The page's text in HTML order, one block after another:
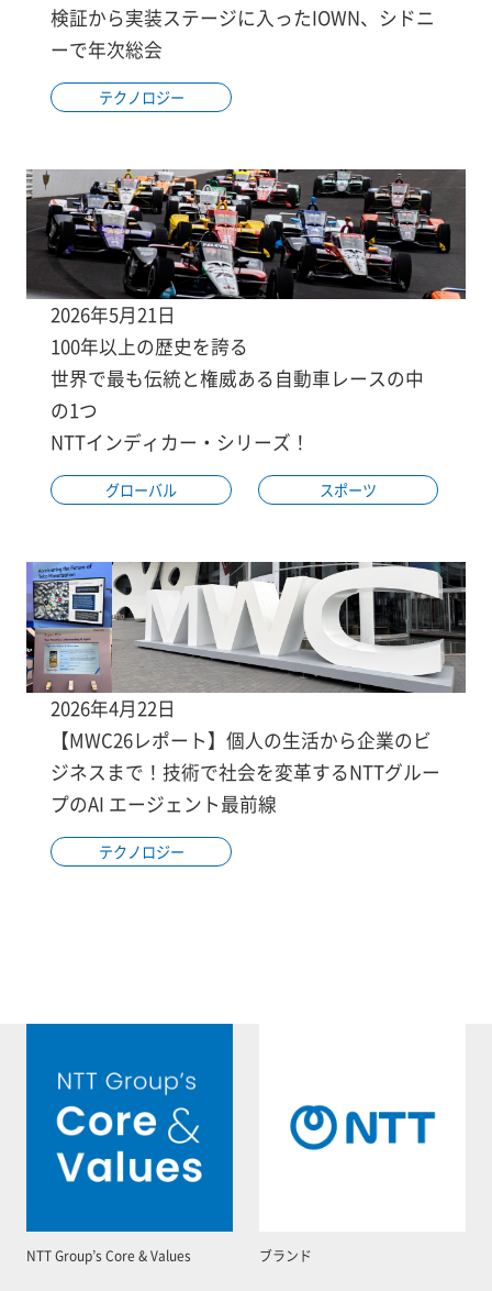
検証から実装ステージに入ったIOWN、シドニ
ーで年次総会
テクノロジー
2026年5月21日
100年以上の歴史を誇る
世界で最も伝統と権威ある自動車レースの中
の1つ
NTTインディカー・シリーズ！
グローバル スポーツ
2026年4月22日
【MWC26レポート】個人の生活から企業のビ
ジネスまで！技術で社会を変革するNTTグルー
プのAI エージェント最前線
テクノロジー
NTT Group’s Core & Values ブランド